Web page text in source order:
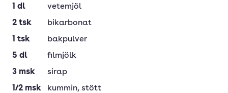
1 dl
vetemjöl
2 tsk
bikarbonat
1 tsk
bakpulver
5 dl
filmjölk
3 msk
sirap
1/2 msk kummin, stött